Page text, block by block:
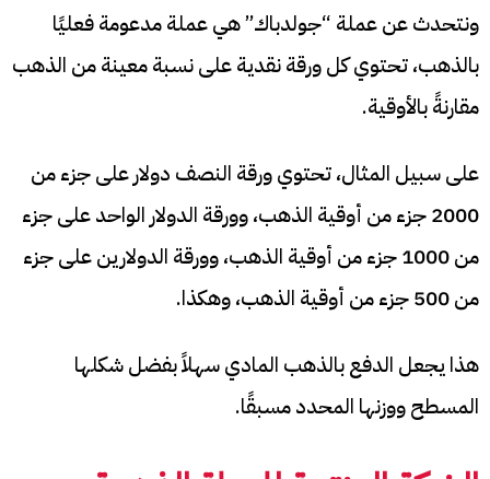
ونتحدث عن عملة “جولدباك” هي عملة مدعومة فعليًا
بالذهب، تحتوي كل ورقة نقدية على نسبة معينة من الذهب
مقارنةً بالأوقية.
على سبيل المثال، تحتوي ورقة النصف دولار على جزء من
2000 جزء من أوقية الذهب، وورقة الدولار الواحد على جزء
من 1000 جزء من أوقية الذهب، وورقة الدولارين على جزء
من 500 جزء من أوقية الذهب، وهكذا.
هذا يجعل الدفع بالذهب المادي سهلاً بفضل شكلها
المسطح ووزنها المحدد مسبقًا.